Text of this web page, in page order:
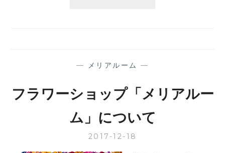
期
の
知
せ
— メリアルーム —
フラワーショップ「メリアルー
ム」について
2017-12-18